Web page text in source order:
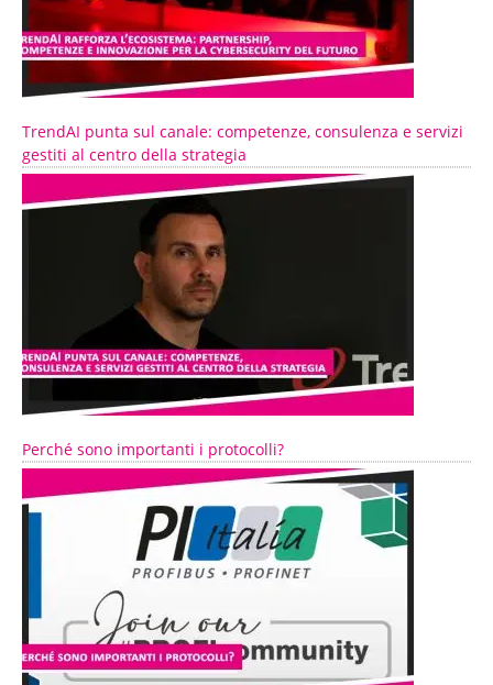
TrendAI punta sul canale: competenze, consulenza e servizi
gestiti al centro della strategia
Perché sono importanti i protocolli?